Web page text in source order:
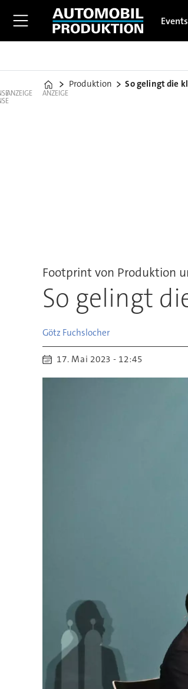
Events
Home
Produktion So gelingt die
ANZEIGE ANZEIGE
Footprint von Produktion
So gelingt
Götz Fuchslocher
17. Mai 2023 - 12:45